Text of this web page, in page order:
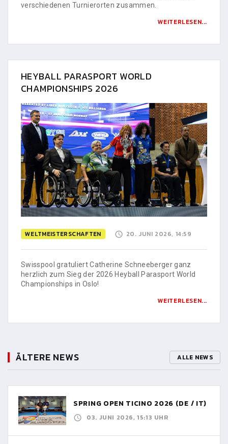
verschiedenen Turnierorten zusammen.
WEITERLESEN...
HEYBALL PARASPORT WORLD
CHAMPIONSHIPS 2026
WELTMEISTERSCHAFTEN 20. JUNI 2026, 14:59
Swisspool gratuliert Catherine Schneeberger ganz
herzlich zum Sieg der 2026 Heyball Parasport World
Championships in Oslo!
WEITERLESEN...
ÄLTERE NEWS ALLE NEWS
SPRING OPEN TICINO 2026 (DE / IT)
03. JUNI 2026, 15:13 UHR